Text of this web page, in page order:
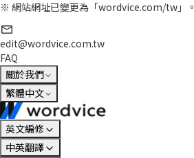
※ 網站網址已變更為「wordvice.com/tw」。
edit@wordvice.com.tw
FAQ
關於我們
繁體中文
英文編修
中英翻譯